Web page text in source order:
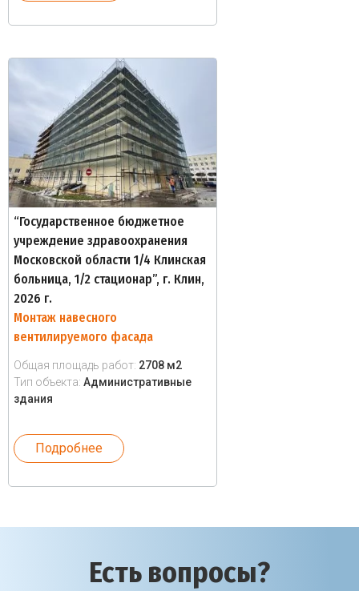
“Государственное бюджетное
учреждение здравоохранения
Московской области 1/4 Клинская
больница, 1/2 стационар”, г. Клин,
2026 г.
Монтаж навесного
вентилируемого фасада
Общая площадь работ: 2708 м2
Тип объекта: Административные
здания
Подробнее
Есть вопросы?